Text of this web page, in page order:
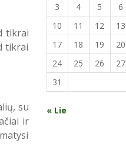
tikrai
tikrai
su
ir
3
4 5 6
10
11 12 13
17
18 19 20
24
25 26 27
31
« Lie